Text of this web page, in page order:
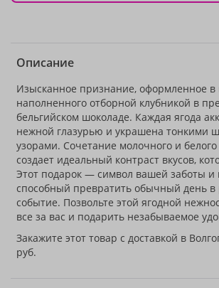
Описание
Изысканное признание, оформленное в
наполненного отборной клубникой в
бельгийском шоколаде. Каждая ягода
нежной глазурью и украшена тонкими
узорами. Сочетание молочного и
создает идеальный контраст вкусов,
Этот подарок — символ вашей заботы и
способный превратить обычный день в
событие. Позвольте этой ягодной
все за вас и подарить незабываемое
Закажите этот товар с доставкой в
руб.